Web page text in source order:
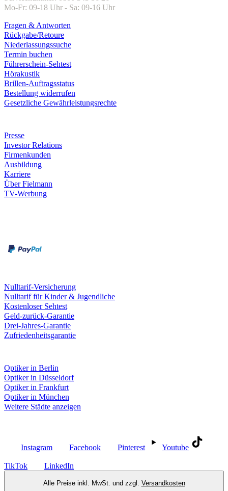
Mo-Fr: 09-18 Uhr - Sa: 09-16 Uhr
Fragen & Antworten
Rückgabe/Retoure
Niederlassungssuche
Termin buchen
Führerschein-Sehtest
Hörakustik
Brillen-Auftragsstatus
Bestellung widerrufen
Gesetzliche Gewährleistungsrechte
Presse
Investor Relations
Firmenkunden
Ausbildung
Karriere
Über Fielmann
TV-Werbung
Nulltarif-Versicherung
Nulltarif für Kinder & Jugendliche
Kostenloser Sehtest
Geld-zurück-Garantie
Drei-Jahres-Garantie
Zufriedenheitsgarantie
Optiker in Berlin
Optiker in Düsseldorf
Optiker in Frankfurt
Optiker in München
Weitere Städte anzeigen
Instagram Facebook Pinterest Youtube
TikTok LinkedIn
Alle Preise inkl. MwSt. und zzgl. Versandkosten